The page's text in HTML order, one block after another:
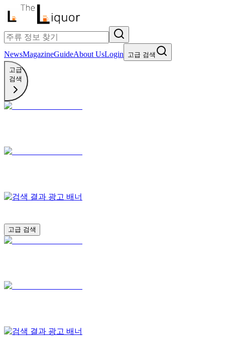
NewsMagazineGuideAbout UsLogin
고급 검색
고급
검색
고급 검색